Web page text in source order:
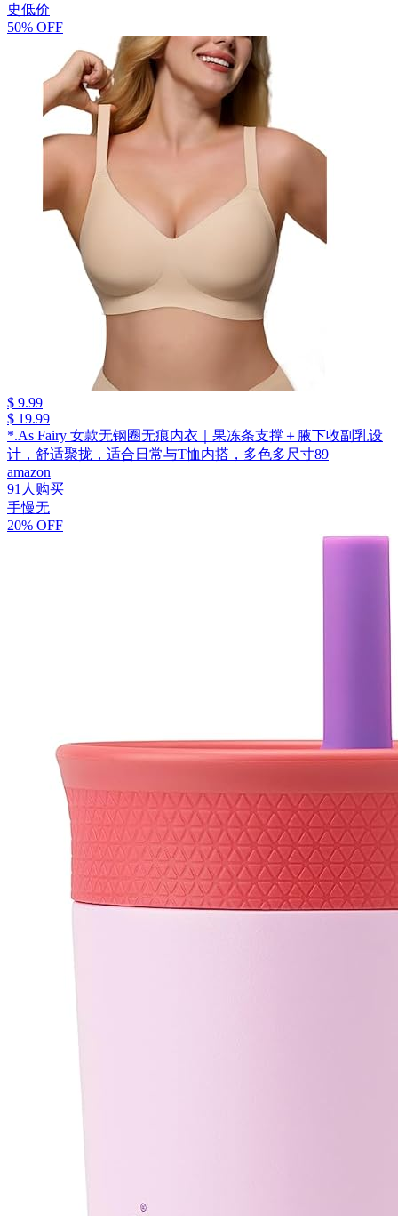
史低价
50% OFF
$ 9.99
$ 19.99
*.As Fairy 女款无钢圈无痕内衣｜果冻条支撑＋腋下收副乳设
计，舒适聚拢，适合日常与T恤内搭，多色多尺寸89
amazon
91人购买
手慢无
20% OFF